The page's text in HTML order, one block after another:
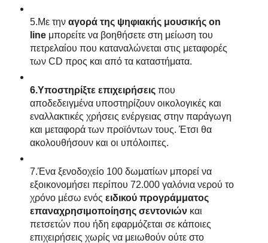
5.Με την αγορά της ψηφιακής μουσικής on
lineμπορείτε να βοηθήσετε στη μείωση του
πετρελαίου που καταναλώνεται στις μεταφορές
των CD προς και από τα καταστήματα.
6.Υποστηρίξτε επιχειρήσειςπου
αποδεδειγμένα υποστηρίζουν οικολογικές και
εναλλακτικές χρήσεις ενέργειας στην παράγωγη
και μεταφορά των προϊόντων τους. Έτσι θα
ακολουθήσουν και οι υπόλοιπες.
7.Ένα ξενοδοχείο 100 δωματίων μπορεί να
εξοικονομήσει περίπου 72.000 γαλόνια νερού το
χρόνο μέσω ενός ειδικού προγράμματος
επαναχρησιμοποίησης σεντονιώνκαι
πετσετών που ήδη εφαρμόζεται σε κάποιες
επιχειρήσεις χωρίς να μειωθούν ούτε στο